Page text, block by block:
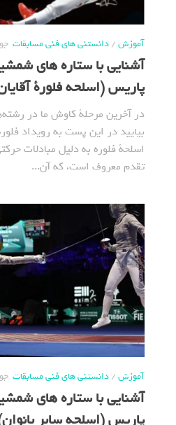
آموزش/دانستنی های فنی مسابقات جولای 25,
پاریس (اسلحه فلورة آقایان)
در آخرین مرحلة کاوش ما در
بیایید در این پست به رویداد فلورة
اسلحة فلوره به‌ دلیل مبادلات
تقدم معروف است، که آن...
آموزش/دانستنی های فنی مسابقات جولای 23,
پاریس (اسلحه سابر